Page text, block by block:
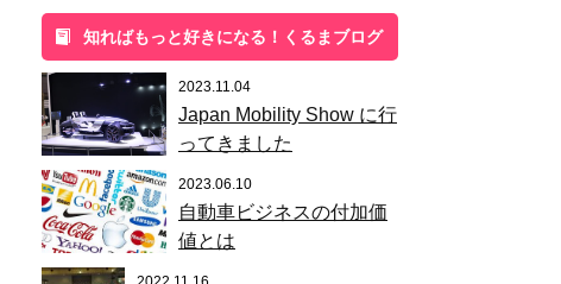
知ればもっと好きになる！くるまブログ
2023.11.04
Japan Mobility Show に行
ってきました
2023.06.10
自動車ビジネスの付加価
値とは